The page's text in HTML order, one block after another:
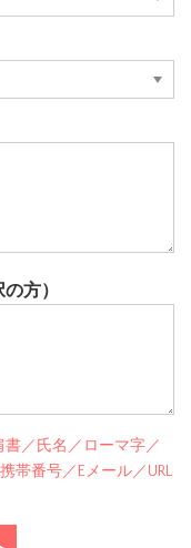
方）
／氏名／ローマ字／
帯番号／Eメール／URL